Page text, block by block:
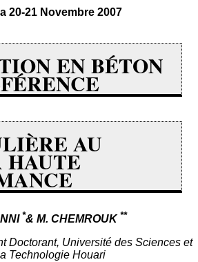
20-21 Novembre 2007
EN BÉTON
AU
HAUTE
*& M. CHEMROUK **
Doctorant, Université des Sciences et
Technologie Houari